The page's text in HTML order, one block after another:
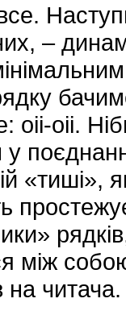
–
оіі-оіі.
у
«тиші»,
між
читача.